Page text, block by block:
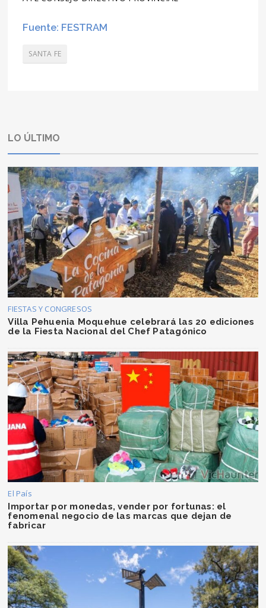
Fuente: FESTRAM
SANTA FE
LO ÚLTIMO
FIESTAS Y CONGRESOS
Villa Pehuenia Moquehue celebrará las 20 ediciones
de la Fiesta Nacional del Chef Patagónico
El País
Importar por monedas, vender por fortunas: el
fenomenal negocio de las marcas que dejan de
fabricar